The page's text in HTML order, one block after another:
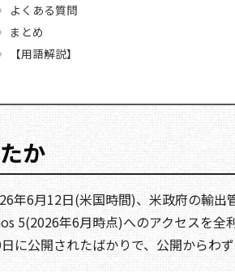
よくある質問
まとめ
【用語解説】
か
年6月12日(米国時間)、米政府の輸出
5(2026年6月時点)へのアクセスを全
に公開されたばかりで、公開からわず